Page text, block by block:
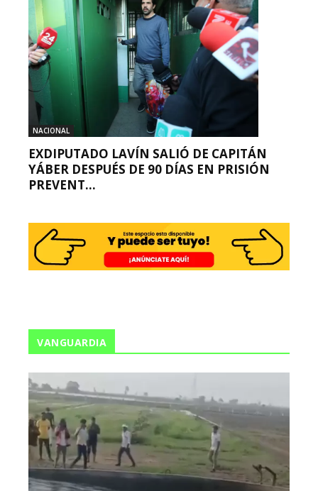
NACIONAL
EXDIPUTADO LAVÍN SALIÓ DE CAPITÁN
YÁBER DESPUÉS DE 90 DÍAS EN PRISIÓN
PREVENT...
VANGUARDIA